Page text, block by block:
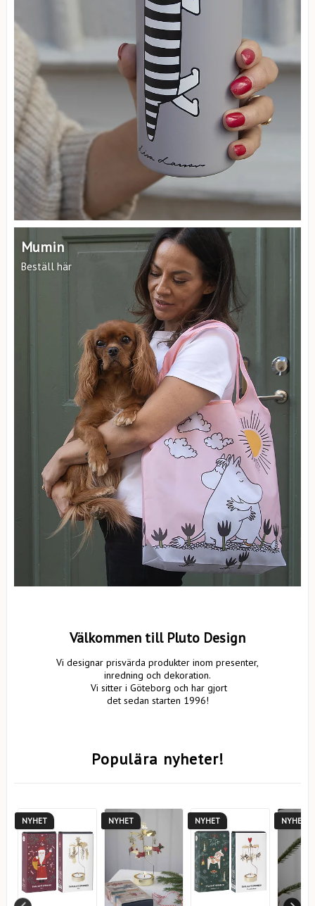
Mumin
Beställ här
Välkommen till Pluto Design
Vi designar prisvärda produkter inom presenter,
inredning och dekoration.
Vi sitter i Göteborg och har gjort
det sedan starten 1996!
Populära nyheter!
NYHET NYHET NYHET NYHET